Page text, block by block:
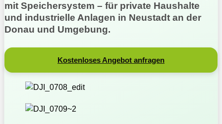
mit Speichersystem – für private Haushalte
und industrielle Anlagen in Neustadt an der
Donau und Umgebung.
Kostenloses Angebot anfragen